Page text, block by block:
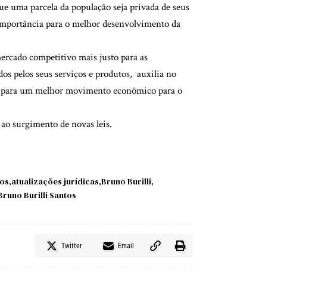
uma parcela da população seja privada de seus
para o melhor desenvolvimento da
competitivo mais justo para as
pelos seus serviços e produtos, auxilia no
um melhor movimento econômico para o
surgimento de novas leis.
atualizações jurídicas Bruno Burilli
Burilli Santos
Twitter Email